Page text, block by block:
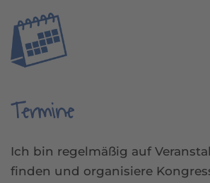
Termine
Ich bin regelmäßig auf
finden und organisiere